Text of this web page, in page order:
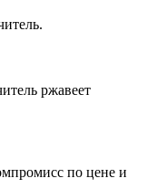
ржавеет
по цене и